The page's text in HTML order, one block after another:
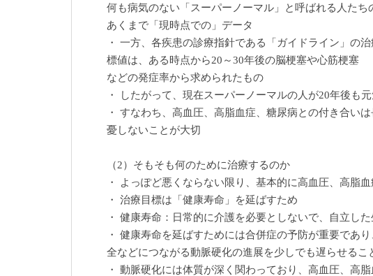
何も病気のない「スーパーノーマル」と呼ばれる人たち
あくまで「現時点での」データ
・ 一方、各疾患の診療指針である「ガイドライン」の治
標値は、ある時点から20～30年後の脳梗塞や心筋梗塞
などの発症率から求められたもの
・ したがって、現在スーパーノーマルの人が20年後も
・ すなわち、高血圧、高脂血症、糖尿病との付き合い
憂しないことが大切
（2）そもそも何のために治療するのか
・ よっぽど悪くならない限り、基本的に高血圧、高脂
・ 治療目標は「健康寿命」を延ばすため
・ 健康寿命：日常的に介護を必要としないで、自立し
・ 健康寿命を延ばすためには合併症の予防が重要であ
全などにつながる動脈硬化の進展を少しでも遅らせるこ
・ 動脈硬化には体質が深く関わっており、高血圧、高